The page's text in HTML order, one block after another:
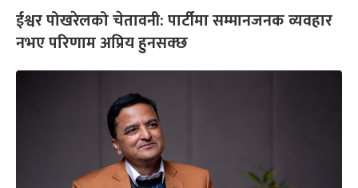
ईश्वर पोखरेलको चेतावनी: पार्टीमा सम्मानजनक व्यवहार
नभए परिणाम अप्रिय हुनसक्छ